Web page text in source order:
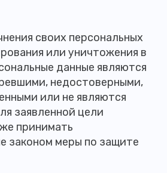
своих персональных
или уничтожения в
данные являются
недостоверными,
или не являются
заявленной цели
принимать
законом меры по защите